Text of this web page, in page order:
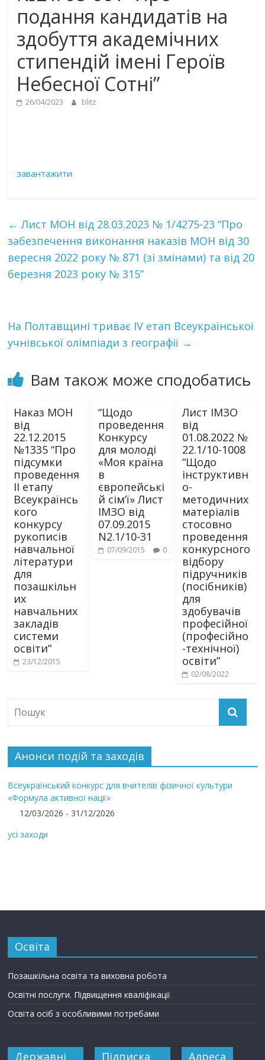
подання кандидатів на
здобуття академічних
стипендій імені Героїв
Небесної Сотні”
26/04/2023 blitz
завантажити
← Лист МОН від 28.03.2023 № 1/4275-23 “Про
забезпечення виконання наказів МОН від 30
вересня 2022 року № 871 (зі змінами) та від 20
березня 2023 року № 315”
На Полтавщині триває ІV етап Всеукраїнської
учнівської олімпіади з географії →
Вам також може сподобатись
Наказ МОН
від
22.12.2015
№1335 “Про
підсумки
проведення
ІІ етапу
Всеукраїнсь
кого
конкурсу
рукописів
навчальної
літератури
для
позашкільн
их
навчальних
закладів
системи
освіти”
23/12/2015
“Щодо
проведення
Конкурсу
для молоді
«Моя країна
в
європейські
й сім’ї» Лист
ІМЗО від
07.09.2015
N2.1/10-31
07/09/2015 0
Лист ІМЗО
від
01.08.2022 №
22.1/10-1008
“Щодо
інструктивн
о-
методичних
матеріалів
стосовно
проведення
конкурсного
відбору
підручників
(посібників)
для
здобувачів
професійної
(професійно
-технічної)
освіти”
02/08/2022
Анонси подій та заходів
Всеукраїнський конкурс для вчителів фізичної культури
«Формула активної нації»
12/03/2026 - 31/12/2026
усі заходи
Освіта
Позашкільна освіта та виховна робота
Освітні послуги. Підвищення кваліфікації
Освіта осіб з особливими потребами
Державні Підписка Адреса